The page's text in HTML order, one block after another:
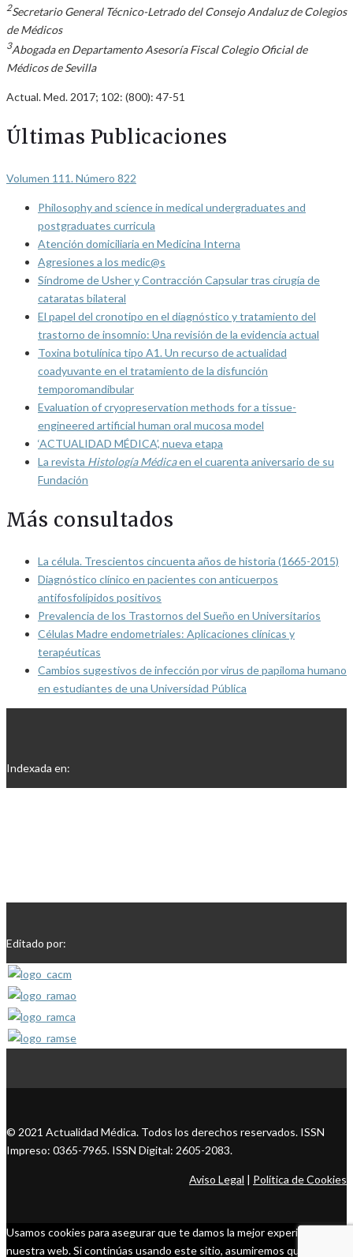
2Secretario General Técnico-Letrado del Consejo Andaluz de Colegios
de Médicos
3Abogada en Departamento Asesoría Fiscal Colegio Oficial de
Médicos de Sevilla
Actual. Med. 2017; 102: (800): 47-51
Últimas Publicaciones
Volumen 111. Número 822
Philosophy and science in medical undergraduates and
postgraduates curricula
Atención domiciliaria en Medicina Interna
Agresiones a los medic@s
Síndrome de Usher y Contracción Capsular tras cirugía de
cataratas bilateral
El papel del cronotipo en el diagnóstico y tratamiento del
trastorno de insomnio: Una revisión de la evidencia actual
Toxina botulínica tipo A1. Un recurso de actualidad
coadyuvante en el tratamiento de la disfunción
temporomandibular
Evaluation of cryopreservation methods for a tissue-
engineered artificial human oral mucosa model
‘ACTUALIDAD MÉDICA’, nueva etapa
La revista Histología Médicaen el cuarenta aniversario de su
Fundación
Más consultados
La célula. Trescientos cincuenta años de historia (1665-2015)
Diagnóstico clínico en pacientes con anticuerpos
antifosfolípidos positivos
Prevalencia de los Trastornos del Sueño en Universitarios
Células Madre endometriales: Aplicaciones clínicas y
terapéuticas
Cambios sugestivos de infección por virus de papiloma humano
en estudiantes de una Universidad Pública
Indexada en:
Editado por:
© 2021 Actualidad Médica. Todos los derechos reservados. ISSN
Impreso: 0365-7965. ISSN Digital: 2605-2083.
Aviso Legal | Política de Cookies
Usamos cookies para asegurar que te damos la mejor experiencia en
nuestra web. Si continúas usando este sitio, asumiremos que estás